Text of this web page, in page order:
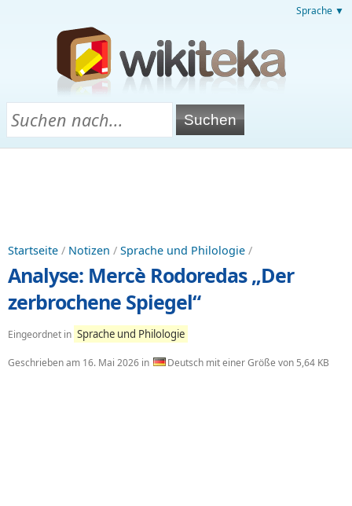
Sprache ▼
Startseite / Notizen / Sprache und Philologie /
Analyse: Mercè Rodoredas „Der
zerbrochene Spiegel“
Eingeordnet in Sprache und Philologie
Geschrieben am 16. Mai 2026 in Deutsch mit einer Größe von 5,64 KB